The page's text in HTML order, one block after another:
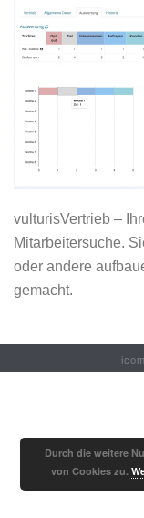
vulturisVertrieb –
Mitarbeitersuche.
oder andere
gemacht.
Durch die weitere
von Cookies zu.